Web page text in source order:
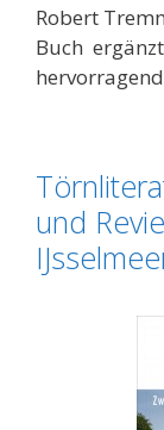
Robert
Buch
und